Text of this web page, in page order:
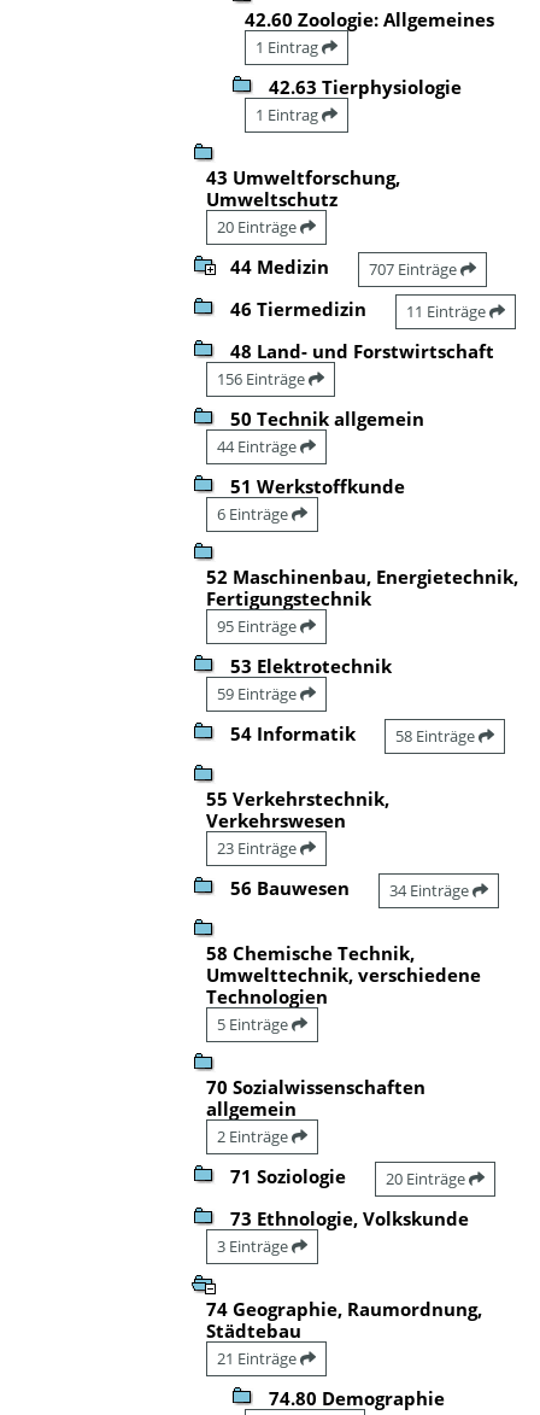
42.60 Zoologie: Allgemeines
1 Eintrag
42.63 Tierphysiologie
1 Eintrag
43 Umweltforschung,
Umweltschutz
20 Einträge
44 Medizin 707 Einträge
46 Tiermedizin 11 Einträge
48 Land- und Forstwirtschaft
156 Einträge
50 Technik allgemein
44 Einträge
51 Werkstoffkunde
6 Einträge
52 Maschinenbau, Energietechnik,
Fertigungstechnik
95 Einträge
53 Elektrotechnik
59 Einträge
54 Informatik 58 Einträge
55 Verkehrstechnik,
Verkehrswesen
23 Einträge
56 Bauwesen 34 Einträge
58 Chemische Technik,
Umwelttechnik, verschiedene
Technologien
5 Einträge
70 Sozialwissenschaften
allgemein
2 Einträge
71 Soziologie 20 Einträge
73 Ethnologie, Volkskunde
3 Einträge
74 Geographie, Raumordnung,
Städtebau
21 Einträge
74.80 Demographie